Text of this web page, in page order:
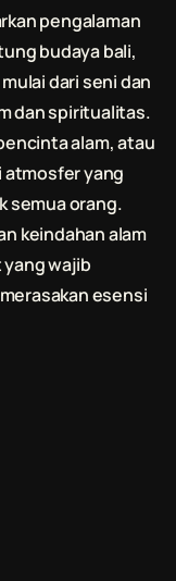
pengalaman
budayabali,
dari seni dan
dan spiritualitas.
alam, atau
atmosfer yang
semua orang.
keindahan alam
wajib
esensi